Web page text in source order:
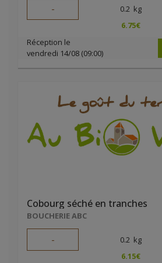
- 0.2 kg
6.75€
Réception le
vendredi 14/08 (09:00)
Cobourg séché en tranches
BOUCHERIE ABC
- 0.2 kg
6.15€